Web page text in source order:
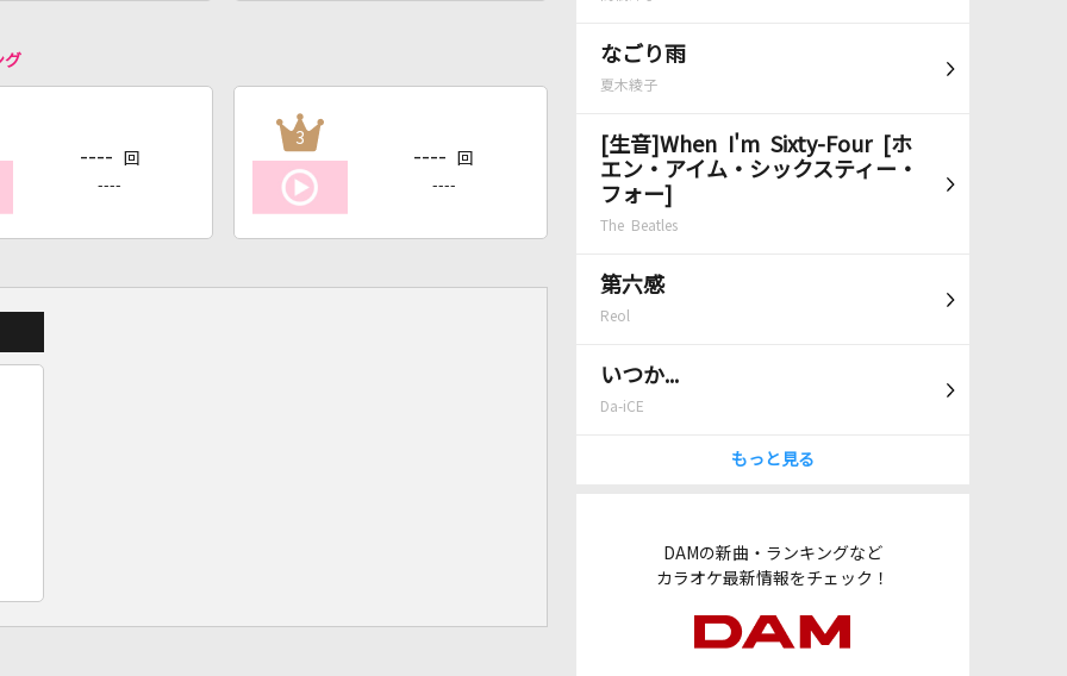
なごり雨
夏木綾子
[生音]When I'm Sixty-Four [ホ
エン・アイム・シックスティー・
フォー]
The Beatles
第六感
Reol
いつか...
Da-iCE
もっと見る
DAMの新曲・ランキングなど
カラオケ最新情報をチェック！
グ
---- 回
----
3
---- 回
----